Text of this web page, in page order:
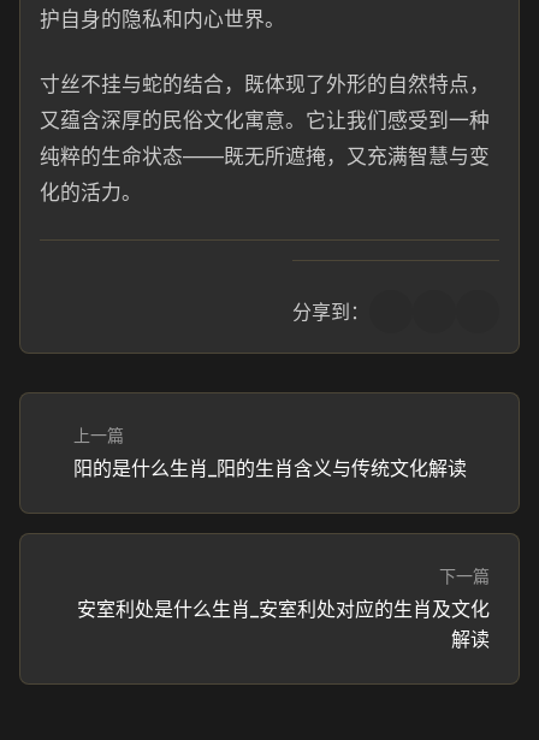
护自身的隐私和内心世界。
寸丝不挂与蛇的结合，既体现了外形的自然特点，
又蕴含深厚的民俗文化寓意。它让我们感受到一种
纯粹的生命状态——既无所遮掩，又充满智慧与变
化的活力。
分享到：
上一篇
阳的是什么生肖_阳的生肖含义与传统文化解读
下一篇
安室利处是什么生肖_安室利处对应的生肖及文化
解读